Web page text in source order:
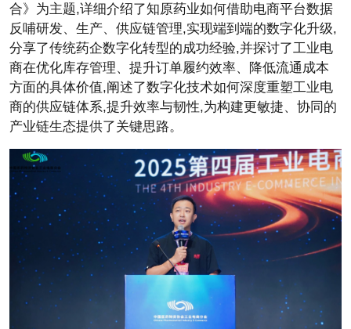
合》为主题,详细介绍了知原药业如何借助电商平台数据
反哺研发、生产、供应链管理,实现端到端的数字化升级,
分享了传统药企数字化转型的成功经验,并探讨了工业电
商在优化库存管理、提升订单履约效率、降低流通成本
方面的具体价值,阐述了数字化技术如何深度重塑工业电
商的供应链体系,提升效率与韧性,为构建更敏捷、协同的
产业链生态提供了关键思路。